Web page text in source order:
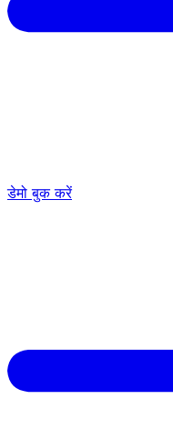
डेमो बुक करें